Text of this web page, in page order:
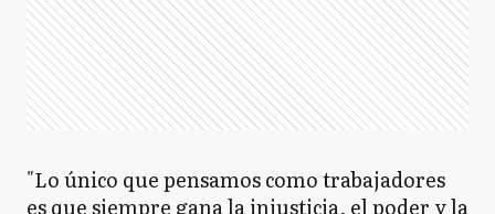
"Lo único que pensamos como trabajadores
es que siempre gana la injusticia, el poder y la